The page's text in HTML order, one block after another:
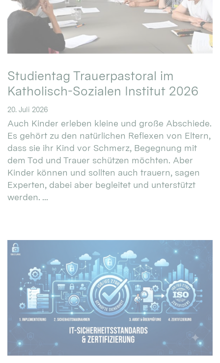
Studientag Trauerpastoral im
Katholisch-Sozialen Institut 2026
20. Juli 2026
Auch Kinder erleben kleine und große Abschiede.
Es gehört zu den natürlichen Reflexen von Eltern,
dass sie ihr Kind vor Schmerz, Begegnung mit
dem Tod und Trauer schützen möchten. Aber
Kinder können und sollten auch trauern, sagen
Experten, dabei aber begleitet und unterstützt
werden. ...